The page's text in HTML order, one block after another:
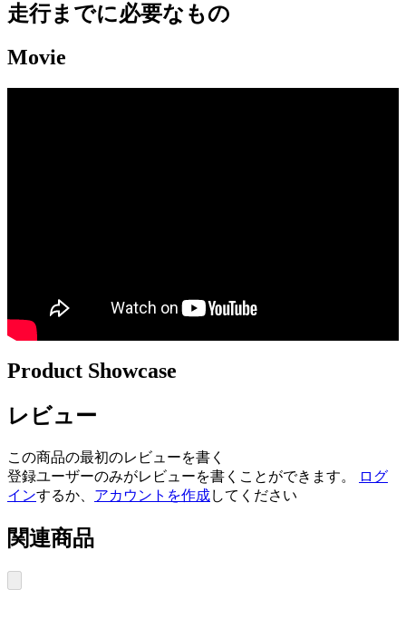
走行までに必要なもの
Movie
Product Showcase
レビュー
この商品の最初のレビューを書く
登録ユーザーのみがレビューを書くことができます。
ログ
インするか、 アカウントを作成してください
関連商品